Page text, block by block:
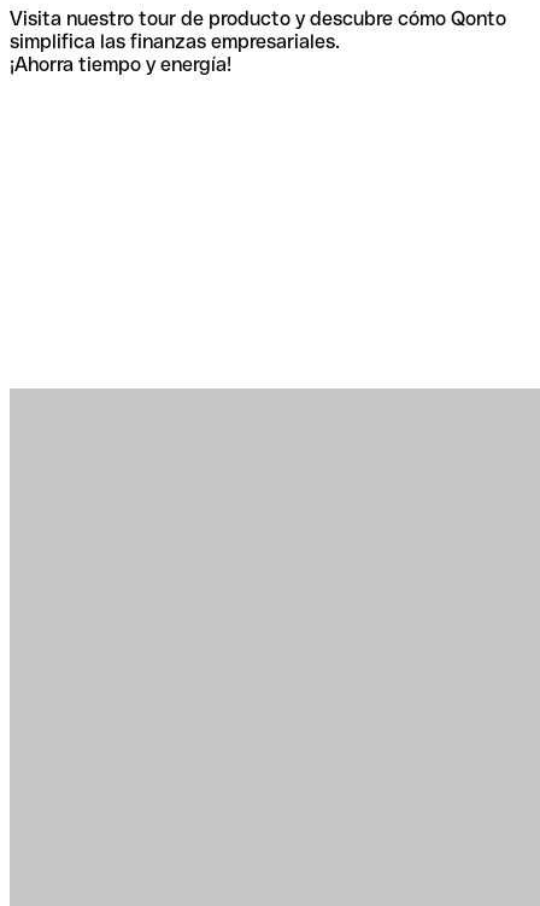
Visita nuestro tour de producto y descubre cómo Qonto
simplifica las finanzas empresariales.
¡Ahorra tiempo y energía!